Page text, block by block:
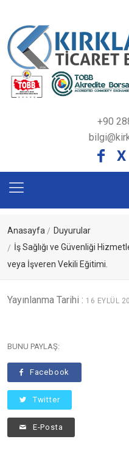
+90
X
Anasayfa
Duyurular
İş Sağlığı ve Güvenliği
veya İşveren Vekili Eğitimi.
Yayınlanma Tarihi : 16 EYLÜL
BUNU PAYLAŞ:
Facebook
Twitter
E-Posta